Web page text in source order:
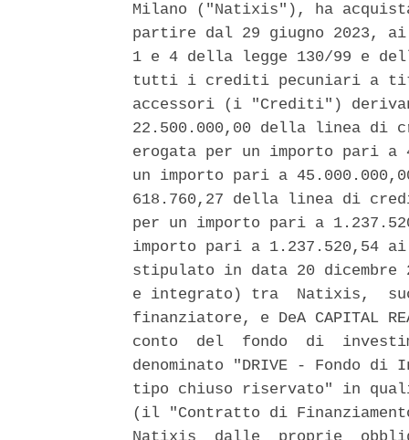
Milano ("Natixis"), ha
partire dal 29 giugno
1 e 4 della legge 130/99 e
tutti i crediti pecuniari a
accessori (i "Crediti")
22.500.000,00 della linea di
erogata per un importo pari a
un importo pari a
618.760,27 della linea di
per un importo pari a
importo pari a 1.237.520,54
stipulato in data 20
e integrato) tra  Natixis,
finanziatore, e DeA CAPITAL
conto  del  fondo  di
denominato "DRIVE - Fondo
tipo chiuso riservato" in
(il "Contratto di